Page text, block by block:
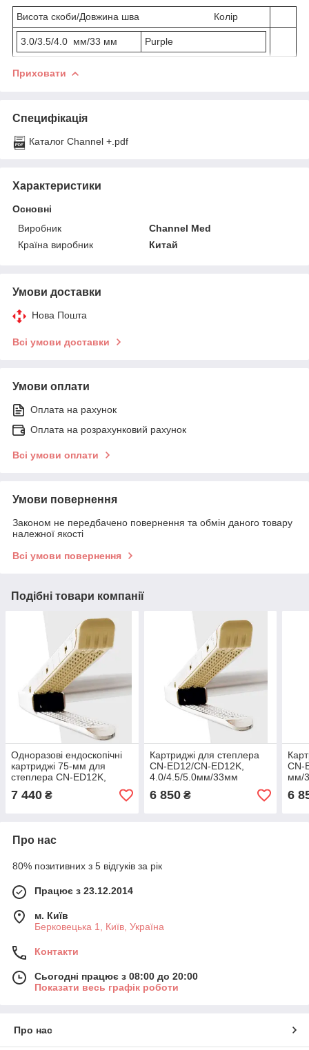
Висота скоби/Довжина шва Колір
3.0/3.5/4.0 мм/33 мм Purple
Приховати
Специфікація
Каталог Channеl +.pdf
Характеристики
Основні
Виробник
Channel Med
Країна виробник
Китай
Умови доставки
Нова Пошта
Всі умови доставки
Умови оплати
Оплата на рахунок
Оплата на розрахунковий рахунок
Всі умови оплати
Умови повернення
Законом не передбачено повернення та обмін даного товару
належної якості
Всі умови повернення
Подібні товари компанії
Одноразові ендоскопічні
картриджі 75-мм для
степлера CN-ED12K,
3,0/3,5/4,0мм/75мм
фіолет
7 440 ₴
Картриджі для степлера
CN-ED12/CN-ED12K,
4.0/4.5/5.0мм/33мм
чорний
6 850₴
CN-
мм/
6
Про нас
80% позитивних з 5 відгуків за рік
Працює з 23.12.2014
м. Київ
Берковецька 1, Київ, Україна
Контакти
Сьогодні працює з 08:00 до 20:00
Показати весь графік роботи
Про нас